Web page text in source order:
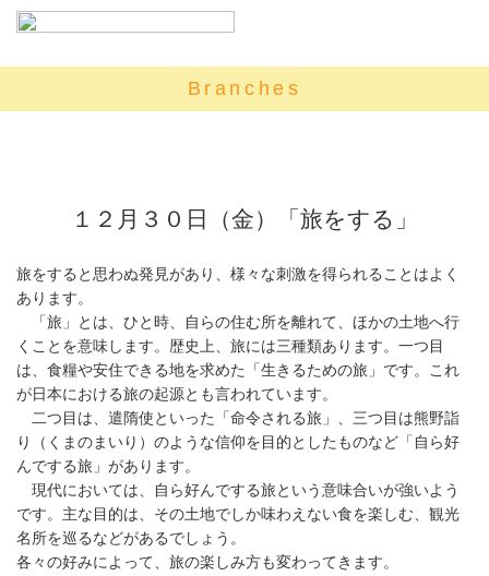
Branches
１２月３０日（金）「旅をする」
旅をすると思わぬ発見があり、様々な刺激を得られることはよく
あります。
「旅」とは、ひと時、自らの住む所を離れて、ほかの土地へ行
くことを意味します。歴史上、旅には三種類あります。一つ目
は、食糧や安住できる地を求めた「生きるための旅」です。これ
が日本における旅の起源とも言われています。
二つ目は、遣隋使といった「命令される旅」、三つ目は熊野詣
り（くまのまいり）のような信仰を目的としたものなど「自ら好
んでする旅」があります。
現代においては、自ら好んでする旅という意味合いが強いよう
です。主な目的は、その土地でしか味わえない食を楽しむ、観光
名所を巡るなどがあるでしょう。
各々の好みによって、旅の楽しみ方も変わってきます。